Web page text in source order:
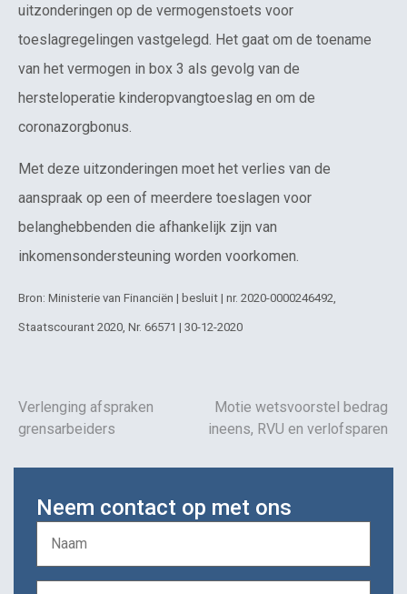
uitzonderingen op de vermogenstoets voor
toeslagregelingen vastgelegd. Het gaat om de toename
van het vermogen in box 3 als gevolg van de
hersteloperatie kinderopvangtoeslag en om de
coronazorgbonus.
Met deze uitzonderingen moet het verlies van de
aanspraak op een of meerdere toeslagen voor
belanghebbenden die afhankelijk zijn van
inkomensondersteuning worden voorkomen.
Bron: Ministerie van Financiën | besluit | nr. 2020-0000246492,
Staatscourant 2020, Nr. 66571 | 30-12-2020
Verlenging afspraken
grensarbeiders
Motie wetsvoorstel bedrag
ineens, RVU en verlofsparen
Neem contact op met ons